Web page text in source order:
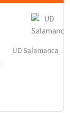
UD Salamanca